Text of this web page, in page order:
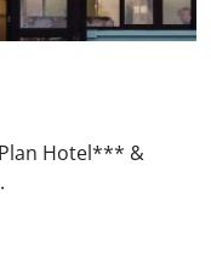
Hotel*** &